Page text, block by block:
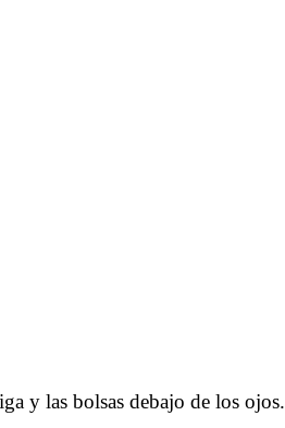
y las bolsas debajo de los ojos.